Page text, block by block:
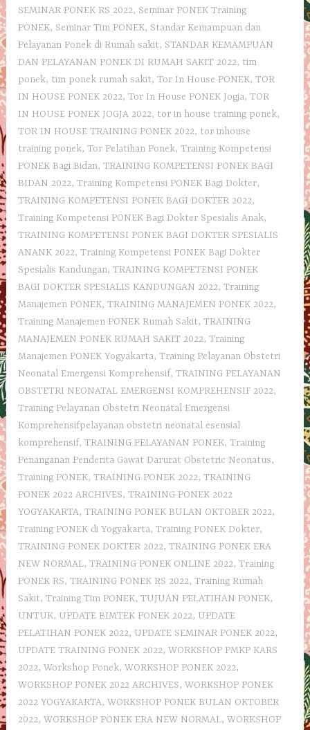
SEMINAR PONEK RS 2022, Seminar PONEK Training
PONEK, Seminar Tim PONEK, Standar Kemampuan dan
Pelayanan Ponek di Rumah sakit, STANDAR KEMAMPUAN
DAN PELAYANAN PONEK DI RUMAH SAKIT 2022, tim
ponek, tim ponek rumah sakit,Tor In House PONEK,TOR
IN HOUSE PONEK 2022,Tor In House PONEK Jogja,TOR
IN HOUSE PONEK JOGJA 2022, tor in house training ponek,
TOR IN HOUSE TRAINING PONEK 2022, tor inhouse
training ponek,Tor Pelatihan Ponek,Training Kompetensi
PONEK Bagi Bidan,TRAINING KOMPETENSI PONEK BAGI
BIDAN 2022,Training Kompetensi PONEK Bagi Dokter,
TRAINING KOMPETENSI PONEK BAGI DOKTER 2022,
Training Kompetensi PONEK Bagi Dokter Spesialis Anak,
TRAINING KOMPETENSI PONEK BAGI DOKTER SPESIALIS
ANANK 2022,Training Kompetensi PONEK Bagi Dokter
Spesialis Kandungan,TRAINING KOMPETENSI PONEK
BAGI DOKTER SPESIALIS KANDUNGAN 2022,Training
Manajemen PONEK,TRAINING MANAJEMEN PONEK 2022,
Training Manajemen PONEK Rumah Sakit,TRAINING
MANAJEMEN PONEK RUMAH SAKIT 2022,Training
Manajemen PONEK Yogyakarta,Training Pelayanan Obstetri
Neonatal Emergensi Komprehensif,TRAINING PELAYANAN
OBSTETRI NEONATAL EMERGENSI KOMPREHENSIF 2022,
Training Pelayanan Obstetri Neonatal Emergensi
Komprehensifpelayanan obstetri neonatal esensial
komprehensif,TRAINING PELAYANAN PONEK,Training
Penanganan Penderita Gawat Darurat Obstetric Neonatus,
Training PONEK,TRAINING PONEK 2022,TRAINING
PONEK 2022 ARCHIVES,TRAINING PONEK 2022
YOGYAKARTA,TRAINING PONEK BULAN OKTOBER 2022,
Training PONEK di Yogyakarta,Training PONEK Dokter,
TRAINING PONEK DOKTER 2022,TRAINING PONEK ERA
NEW NORMAL,TRAINING PONEK ONLINE 2022,Training
PONEK RS,TRAINING PONEK RS 2022,Training Rumah
Sakit,Training Tim PONEK,TUJUAN PELATIHAN PONEK,
UNTUK, UPDATE BIMTEK PONEK 2022, UPDATE
PELATIHAN PONEK 2022, UPDATE SEMINAR PONEK 2022,
UPDATE TRAINING PONEK 2022,WORKSHOP PMKP KARS
2022,Workshop Ponek,WORKSHOP PONEK 2022,
WORKSHOP PONEK 2022 ARCHIVES,WORKSHOP PONEK
2022 YOGYAKARTA,WORKSHOP PONEK BULAN OKTOBER
2022,WORKSHOP PONEK ERA NEW NORMAL,WORKSHOP